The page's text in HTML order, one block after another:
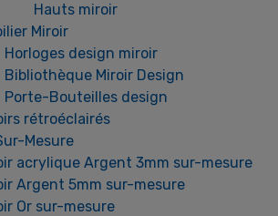
Hauts miroir
Miroir
Horloges design miroir
Bibliothèque Miroir Design
Porte-Bouteilles design
rétroéclairés
Mesure
acrylique Argent 3mm sur-mesure
Argent 5mm sur-mesure
Or sur-mesure